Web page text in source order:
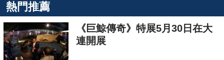
熱門推薦
《巨鯨傳奇》特展5月30日在大
連開展